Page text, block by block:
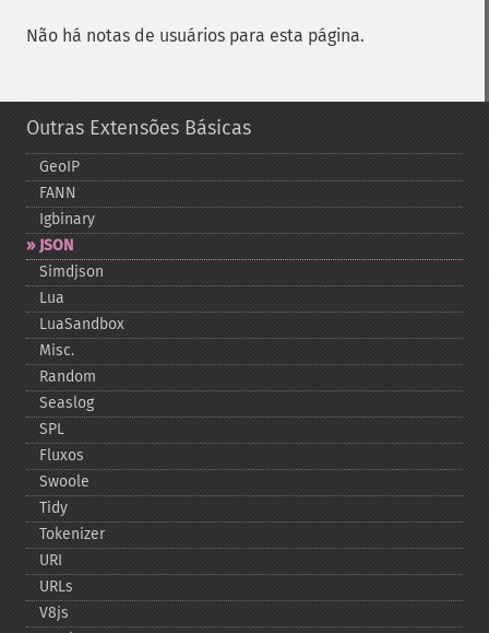
Não há notas de usuários para esta página.
Outras Extensões Básicas
GeoIP
FANN
Igbinary
JSON
Simdjson
Lua
LuaSandbox
Misc.
Random
Seaslog
SPL
Fluxos
Swoole
Tidy
Tokenizer
URI
URLs
V8js